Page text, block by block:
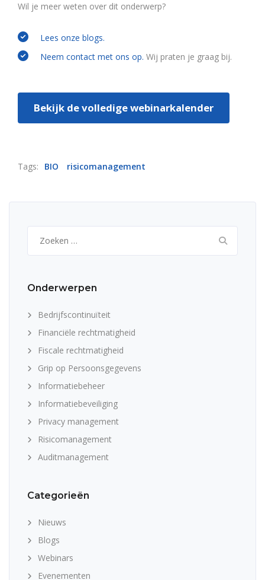
Wil je meer weten over dit onderwerp?
Lees onze blogs.
Neem contact met ons op. Wij praten je graag bij.
Bekijk de volledige webinarkalender
Tags: BIO risicomanagement
naar:
Onderwerpen
Bedrijfscontinuïteit
Financiële rechtmatigheid
Fiscale rechtmatigheid
Grip op Persoonsgegevens
Informatiebeheer
Informatiebeveiliging
Privacy management
Risicomanagement
Auditmanagement
Categorieën
Nieuws
Blogs
Webinars
Evenementen